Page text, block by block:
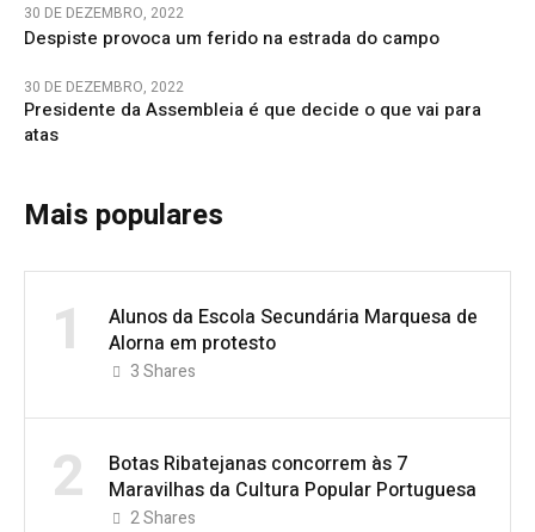
30 DE DEZEMBRO, 2022
Despiste provoca um ferido na estrada do campo
30 DE DEZEMBRO, 2022
Presidente da Assembleia é que decide o que vai para
atas
Mais populares
1
Alunos da Escola Secundária Marquesa de
Alorna em protesto
3Shares
2
Botas Ribatejanas concorrem às 7
Maravilhas da Cultura Popular Portuguesa
2Shares